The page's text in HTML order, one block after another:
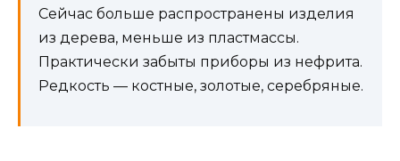
Сейчас больше распространены изделия
из дерева, меньше из пластмассы.
Практически забыты приборы из нефрита.
Редкость — костные, золотые, серебряные.